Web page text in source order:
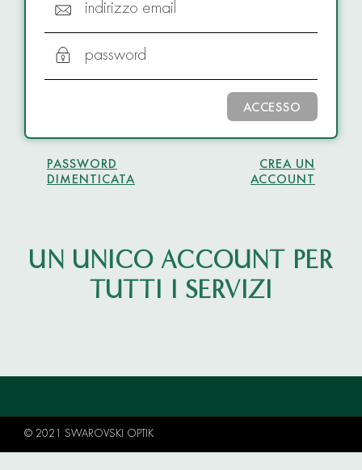
indirizzo email
password
ACCESSO
PASSWORD
DIMENTICATA
CREA UN
ACCOUNT
UN UNICO ACCOUNT PER
TUTTI I SERVIZI
© 2021 SWAROVSKI OPTIK